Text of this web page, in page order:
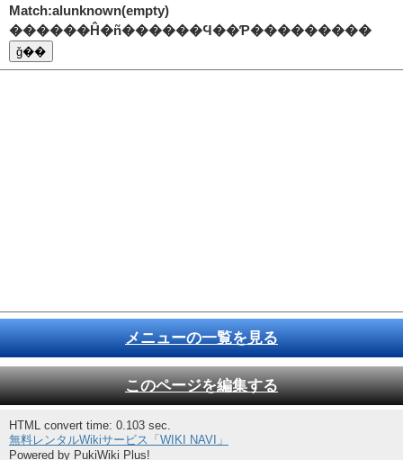
Match:alunknown(empty)
������Ĥ�ñ������Ϥ��Ƥ���������
メニューの一覧を見る
このページを編集する
HTML convert time: 0.103 sec.
無料レンタルWikiサービス「WIKI NAVI」
Powered by PukiWiki Plus!